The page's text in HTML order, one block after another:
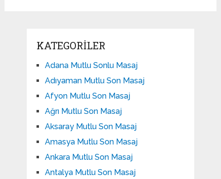
KATEGORILER
Adana Mutlu Sonlu Masaj
Adıyaman Mutlu Son Masaj
Afyon Mutlu Son Masaj
Ağrı Mutlu Son Masaj
Aksaray Mutlu Son Masaj
Amasya Mutlu Son Masaj
Ankara Mutlu Son Masaj
Antalya Mutlu Son Masaj